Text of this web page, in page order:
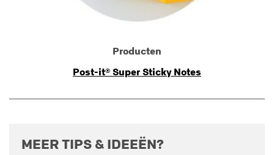
Producten
Post-it® Super Sticky Notes
MEER TIPS & IDEEËN?